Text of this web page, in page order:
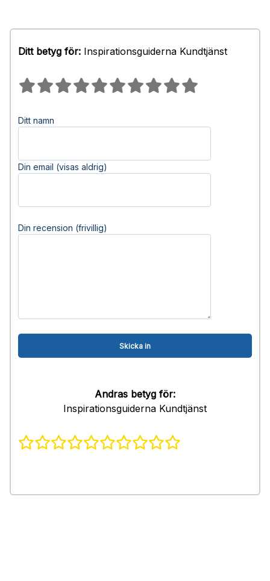
Ditt betyg för: Inspirationsguiderna Kundtjänst
Ditt namn
Din email (visas aldrig)
Din recension (frivillig)
Andras betyg för:
Inspirationsguiderna Kundtjänst